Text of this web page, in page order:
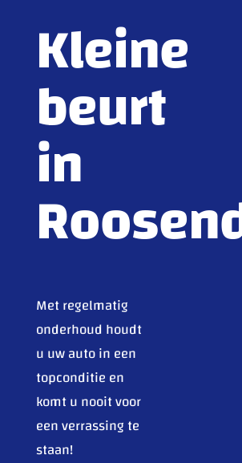
Kleine
beurt
in
Met regelmatig
onderhoud houdt
u uw auto in een
topconditie en
komt u nooit voor
een verrassing te
staan!